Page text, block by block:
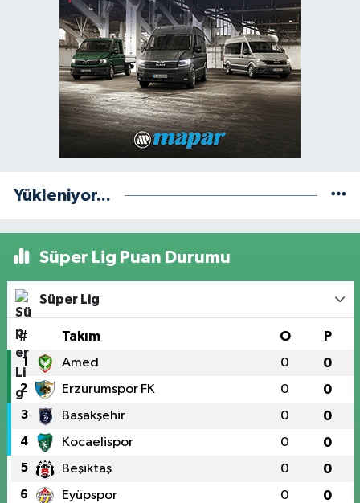
Yükleniyor...
Süper Lig Puan Durumu
Süper Lig
# Takım O P
1 Amed 0 0
2 Erzurumspor FK 0 0
3 Başakşehir 0 0
4 Kocaelispor 0 0
5 Beşiktaş 0 0
6 Eyüpspor 0 0